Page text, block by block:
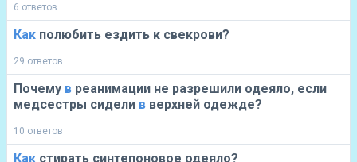
6 ответов
Как полюбить ездить к свекрови?
29 ответов
Почему в реанимации не разрешили одеяло, если
медсестры сидели в верхней одежде?
10 ответов
Как стирать синтепоновое одеяло?